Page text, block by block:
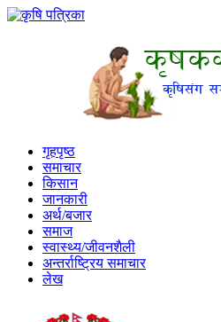
गृहपृष्ठ
समाचार
किसान
जानकारी
अर्थ/बजार
समाज
स्वास्थ्य/जीवनशैली
अन्तर्राष्ट्रिय समाचार
लेख